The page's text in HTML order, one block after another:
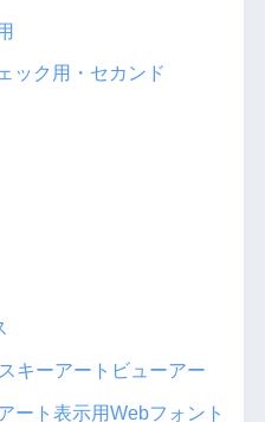
ック用・セカンド
キーアートビューアー
ート表示用Webフォント